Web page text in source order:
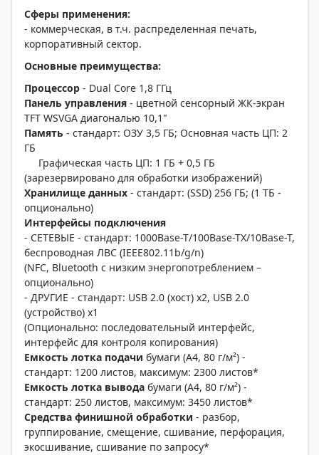
Сферы применения:
- коммерческая, в т.ч. распределенная печать,
корпоративный сектор.
Основные преимущества:
Процессор - Dual Core 1,8 ГГц
Панель управления - цветной сенсорный ЖК-экран
TFT WSVGA диагональю 10,1"
Память - стандарт: ОЗУ 3,5 ГБ; Основная часть ЦП: 2
ГБ
Графическая часть ЦП: 1 ГБ + 0,5 ГБ
(зарезервировано для обработки изображений)
Хранилище данных - стандарт: (SSD) 256 ГБ; (1 ТБ -
опционально)
Интерфейсы подключения
- СЕТЕВЫЕ - стандарт: 1000Base-T/100Base-TX/10Base-T,
беспроводная ЛВС (IEEE802.11b/g/n)
(NFC, Bluetooth с низким энергопотреблением –
опционально)
- ДРУГИЕ - стандарт: USB 2.0 (хост) x2, USB 2.0
(устройство) x1
(Опционально: последовательный интерфейс,
интерфейс для контроля копирования)
Емкость лотка подачи бумаги (A4, 80 г/м²) -
стандарт: 1200 листов, максимум: 2300 листов*
Емкость лотка вывода бумаги (A4, 80 г/м²) -
стандарт: 250 листов, максимум: 3450 листов*
Средства финишной обработки - разбор,
группирование, смещение, сшивание, перфорация,
экосшивание, сшивание по запросу*